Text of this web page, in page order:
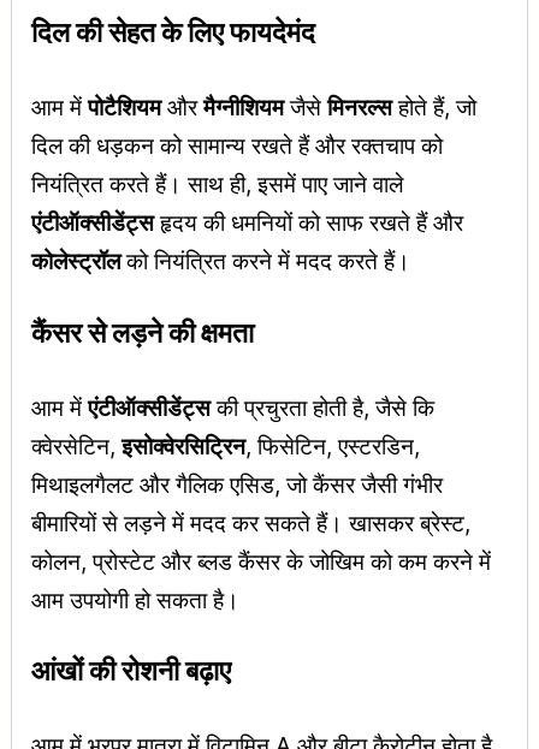
दिल की सेहत के लिए फायदेमंद
आम मेंपोटैशियमऔरमैग्नीशियमजैसेमिनरल्सहोते हैं, जो
दिल की धड़कन को सामान्य रखते हैं और रक्तचाप को
नियंत्रित करते हैं। साथ ही, इसमें पाए जाने वाले
एंटीऑक्सीडेंट्सहृदय की धमनियों को साफ रखते हैं और
कोलेस्ट्रॉलको नियंत्रित करने में मदद करते हैं।
कैंसर से लड़ने की क्षमता
आम मेंएंटीऑक्सीडेंट्सकी प्रचुरता होती है, जैसे कि
क्वेरसेटिन,इसोक्वेरसिट्रिन, फिसेटिन, एस्टरडिन,
मिथाइलगैलट और गैलिक एसिड, जो कैंसर जैसी गंभीर
बीमारियों से लड़ने में मदद कर सकते हैं। खासकर ब्रेस्ट,
कोलन, प्रोस्टेट और ब्लड कैंसर के जोखिम को कम करने में
आम उपयोगी हो सकता है।
आंखों की रोशनी बढ़ाए